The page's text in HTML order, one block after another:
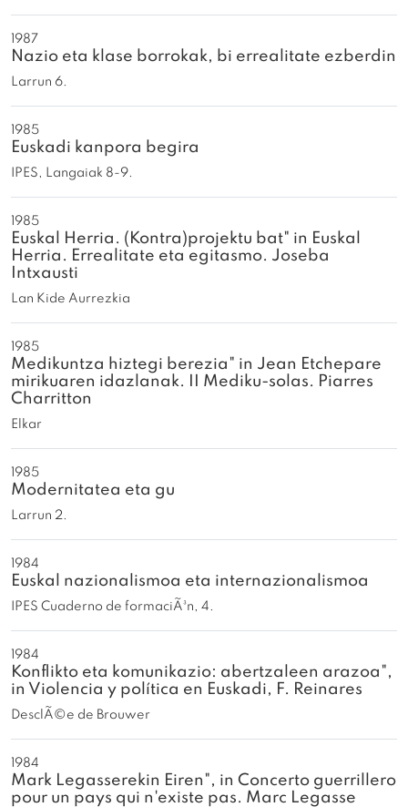
1987
Nazio eta klase borrokak, bi errealitate ezberdin
Larrun 6.
1985
Euskadi kanpora begira
IPES, Langaiak 8-9.
1985
Euskal Herria. (Kontra)projektu bat" in Euskal
Herria. Errealitate eta egitasmo. Joseba
Intxausti
Lan Kide Aurrezkia
1985
Medikuntza hiztegi berezia" in Jean Etchepare
mirikuaren idazlanak. II Mediku-solas. Piarres
Charritton
Elkar
1985
Modernitatea eta gu
Larrun 2.
1984
Euskal nazionalismoa eta internazionalismoa
IPES Cuaderno de formaciÃ³n, 4.
1984
Konflikto eta komunikazio: abertzaleen arazoa",
in Violencia y política en Euskadi, F. Reinares
DesclÃ©e de Brouwer
1984
Mark Legasserekin Eiren", in Concerto guerrillero
pour un pays qui n'existe pas. Marc Legasse